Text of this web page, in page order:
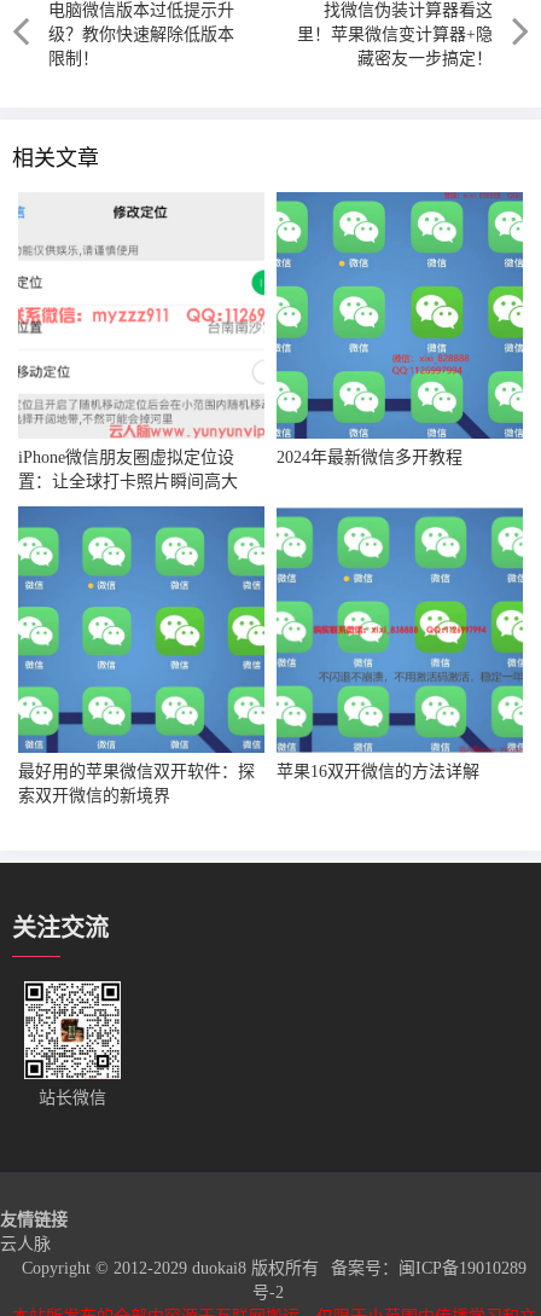
电脑微信版本过低提示升
级？教你快速解除低版本
限制！
找微信伪装计算器看这
里！苹果微信变计算器+隐
藏密友一步搞定！
相关文章
iPhone微信朋友圈虚拟定位设
置：让全球打卡照片瞬间高大
上！
2024年最新微信多开教程
最好用的苹果微信双开软件：探
索双开微信的新境界
苹果16双开微信的方法详解
关注交流
站长微信
友情链接
云人脉
Copyright © 2012-2029 duokai8 版权所有
备案号： 闽ICP备19010289
号-2